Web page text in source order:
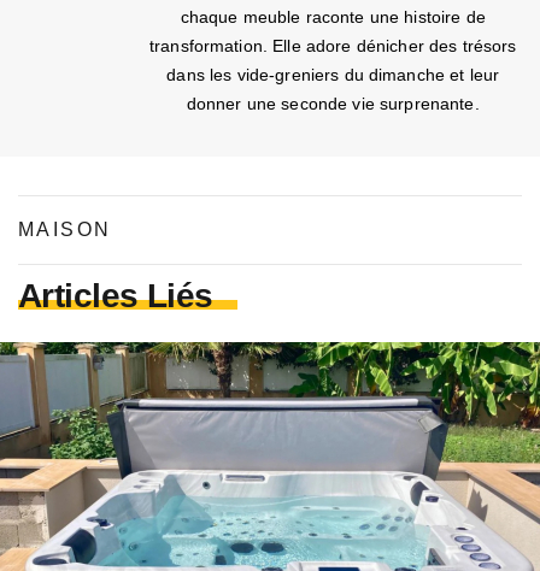
chaque meuble raconte une histoire de
transformation. Elle adore dénicher des trésors
dans les vide-greniers du dimanche et leur
donner une seconde vie surprenante.
MAISON
Articles Liés